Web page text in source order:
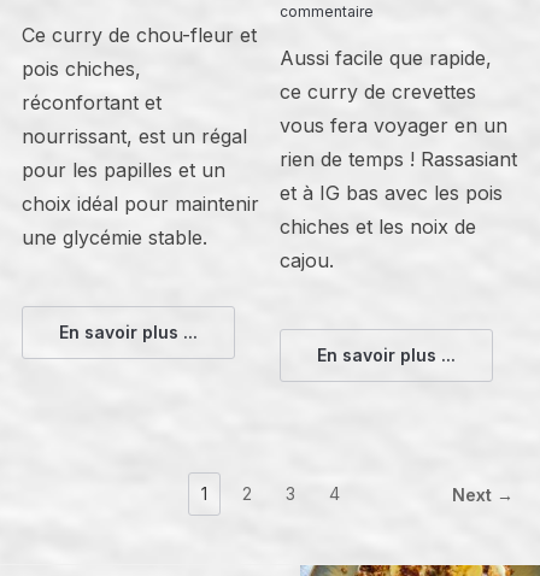
Ce curry de chou-fleur et
pois chiches,
réconfortant et
nourrissant, est un régal
pour les papilles et un
choix idéal pour maintenir
une glycémie stable.
En savoir plus ...
commentaire
Aussi facile que rapide,
ce curry de crevettes
vous fera voyager en un
rien de temps ! Rassasiant
et à IG bas avec les pois
chiches et les noix de
cajou.
En savoir plus ...
1 2 3 4 Next →